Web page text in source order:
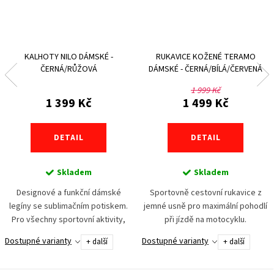
KALHOTY NILO DÁMSKÉ -
ČERNÁ/RŮŽOVÁ
1 399 Kč
DETAIL
Skladem
Designové a funkční dámské
legíny se sublimačním potiskem.
Pro všechny sportovní aktivity,
včetně motosportu. Dotykově
velmi příjemný materiál. Podporuje
Dostupné varianty + další
RUKAVICE KOŽENÉ TERAMO
DÁMSKÉ - ČERNÁ/BÍLÁ/ČERVENÁ
1 999 Kč
1 499 Kč
DETAIL
Skladem
Sportovně cestovní rukavice z
jemné usně pro maximální pohodlí
při jízdě na motocyklu.
Dostupné varianty
+ další